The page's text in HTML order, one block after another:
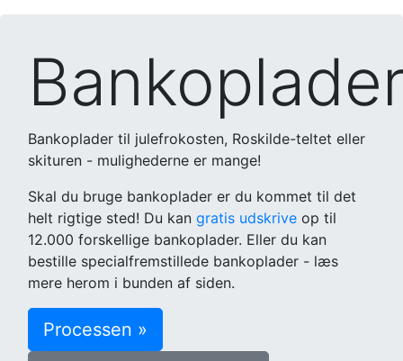
Bankoplader til julefrokosten, Roskilde-teltet eller
skituren - mulighederne er mange!
Skal du bruge bankoplader er du kommet til det
helt rigtige sted! Du kan gratis udskrive op til
12.000 forskellige bankoplader. Eller du kan
bestille specialfremstillede bankoplader - læs
mere herom i bunden af siden.
Processen »